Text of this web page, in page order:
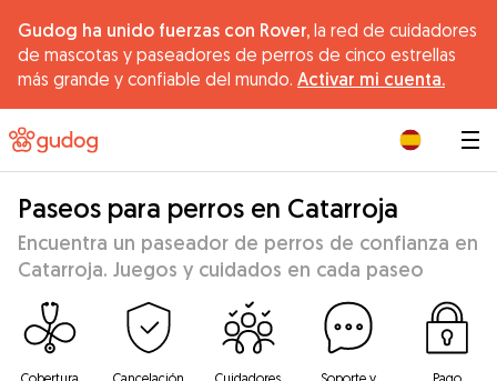
Gudog ha unido fuerzas con Rover, la red de cuidadores
de mascotas y paseadores de perros de cinco estrellas
más grande y confiable del mundo. Activar mi cuenta.
Paseos para perros en Catarroja
Encuentra un paseador de perros de confianza en
Catarroja. Juegos y cuidados en cada paseo